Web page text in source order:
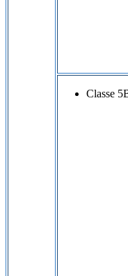
Classe